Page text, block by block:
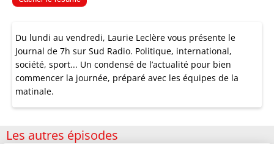
Du lundi au vendredi, Laurie Leclère vous présente le
Journal de 7h sur Sud Radio. Politique, international,
société, sport... Un condensé de l’actualité pour bien
commencer la journée, préparé avec les équipes de la
matinale.
Les autres épisodes